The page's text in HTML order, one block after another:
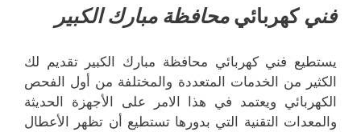
فني كهربائي محافظة مبارك الكبير
يستطيع فني كهربائي محافظة مبارك الكبير تقديم لك
الكثير من الخدمات المتعددة والمختلفة من أول الفحص
الكهربائي ويعتمد في هذا الامر على الأجهزة الحديثة
والمعدات التقنية التي بدورها تستطيع أن تظهر الأعطال